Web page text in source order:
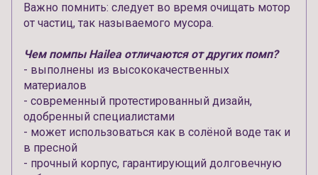
Важно помнить: следует во время очищать мотор
от частиц, так называемого мусора.
Чем помпы Hailea отличаются от других помп?
- выполнены из высококачественных
материалов
- современный протестированный дизайн,
одобренный специалистами
- может использоваться как в солёной воде так и
в пресной
- прочный корпус, гарантирующий долговечную